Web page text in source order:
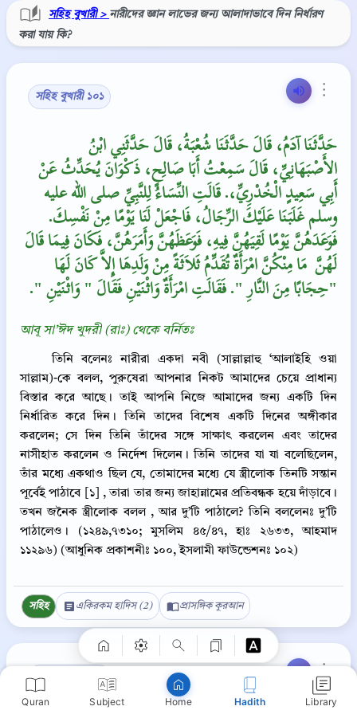
Quran Subject Home Hadith Library
সহিহ বুখারী > নারীদের জ্ঞান লাভের জন্য আলাদাভাবে দিন নির্ধারণ
করা যায় কি?
⋮
সহিহ বুখারী ১০১
حَدَّثَنَا آدَمُ، قَالَ حَدَّثَنَا شُعْبَةُ، قَالَ حَدَّثَنِي ابْنُ
الأَصْبَهَانِيِّ، قَالَ سَمِعْتُ أَبَا صَالِحٍ، ذَكْوَانَ يُحَدِّثُ عَنْ
أَبِي سَعِيدٍ الْخُدْرِيِّ،‏.‏ قَالَتِ النِّسَاءُ لِلنَّبِيِّ صلى الله عليه
وسلم غَلَبَنَا عَلَيْكَ الرِّجَالُ، فَاجْعَلْ لَنَا يَوْمًا مِنْ نَفْسِكَ‏.‏
فَوَعَدَهُنَّ يَوْمًا لَقِيَهُنَّ فِيهِ، فَوَعَظَهُنَّ وَأَمَرَهُنَّ، فَكَانَ فِيمَا قَالَ
لَهُنَّ ‏‏ مَا مِنْكُنَّ امْرَأَةٌ تُقَدِّمُ ثَلاَثَةً مِنْ وَلَدِهَا إِلاَّ كَانَ لَهَا
حِجَابًا مِنَ النَّارِ ‏"‏‏.‏ فَقَالَتِ امْرَأَةٌ وَاثْنَيْنِ فَقَالَ ‏"‏ وَاثْنَيْنِ ‏"‏‏.‏"
আবূ সা’ঈদ খুদরী (রাঃ) থেকে বর্নিতঃ
তিনি বলেনঃ নারীরা একদা নবী (সাল্লাল্লাহু ‘আলাইহি ওয়া
সাল্লাম)-কে বলল, পুরুষেরা আপনার নিকট আমাদের চেয়ে প্রাধান্য
বিস্তার করে আছে। তাই আপনি নিজে আমাদের জন্য একটি দিন
নির্ধারিত করে দিন। তিনি তাদের বিশেষ একটি দিনের অঙ্গীকার
করলেন; সে দিন তিনি তাঁদের সঙ্গে সাক্ষাৎ করলেন এবং তাদের
নাসীহাত করলেন ও নির্দেশ দিলেন। তিনি তাদের যা যা বলেছিলেন,
তাঁর মধ্যে একথাও ছিল যে, তোমাদের মধ্যে যে স্ত্রীলোক তিনটি সন্তান
পূর্বেই পাঠাবে [১] , তারা তার জন্য জাহান্নামের প্রতিবন্ধক হয়ে দাঁড়াবে।
তখন জনৈক স্ত্রীলোক বলল , আর দু’টি পাঠালে? তিনি বললেনঃ দু’টি
পাঠালেও। (১২৪৯,৭৩১০; মুসলিম ৪৫/৪৭, হাঃ ২৬৩৩, আহমাদ
১১২৯৬) (আধুনিক প্রকাশনীঃ ১০০, ইসলামী ফাউন্ডেশনঃ ১০২)
সহিহ একিরকম হাদিস (2) প্রাসঙ্গিক কুরআন
⋮
সহিহ বুখারী ১০২